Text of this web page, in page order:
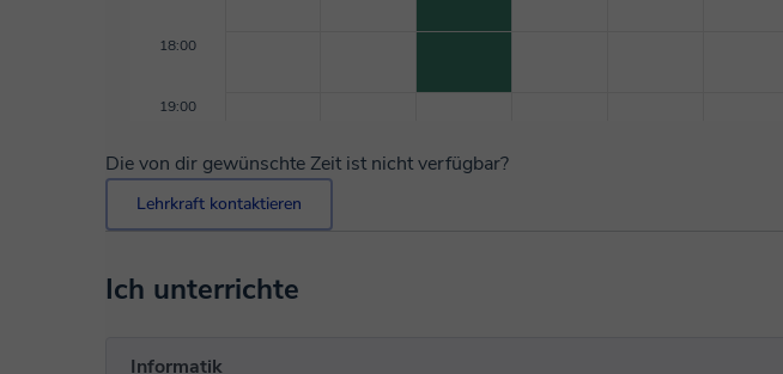
18:00
19:00
Die von dir gewünschte Zeit ist nicht verfügbar?
Lehrkraft kontaktieren
Ich unterrichte
Informatik